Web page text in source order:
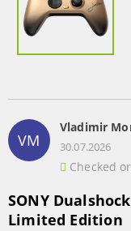
VM
Vladimir
30.07.2026
Checked
SONY
Limited Edition